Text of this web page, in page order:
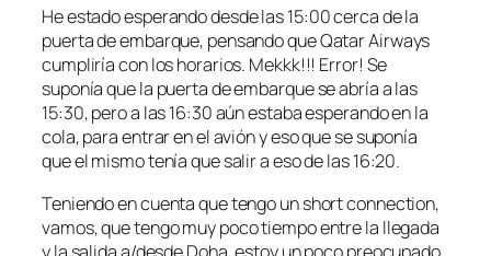
He estado esperando desde las 15:00 cerca de la
puerta de embarque, pensando que Qatar Airways
cumpliría con los horarios. Mekkk!!! Error! Se
suponía que la puerta de embarque se abría a las
15:30, pero a las 16:30 aún estaba esperando en la
cola, para entrar en el avión y eso que se suponía
que el mismo tenía que salir a eso de las 16:20.
Teniendo en cuenta que tengo un short connection,
vamos, que tengo muy poco tiempo entre la llegada